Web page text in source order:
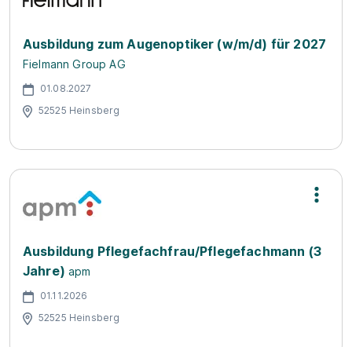
Ausbildung zum Augenoptiker (w/m/d) für 2027
Fielmann Group AG
01.08.2027
52525 Heinsberg
Ausbildung Pflegefachfrau/Pflegefachmann (3
Jahre) apm
01.11.2026
52525 Heinsberg